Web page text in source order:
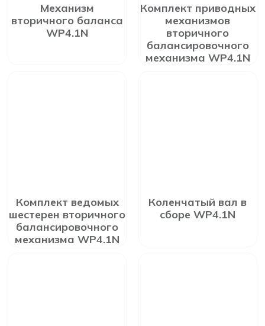
Механизм
вторичного баланса
WP4.1N
Комплект приводных
механизмов
вторичного
балансировочного
механизма WP4.1N
Комплект ведомых
шестерен вторичного
балансировочного
механизма WP4.1N
Коленчатый вал в
сборе WP4.1N